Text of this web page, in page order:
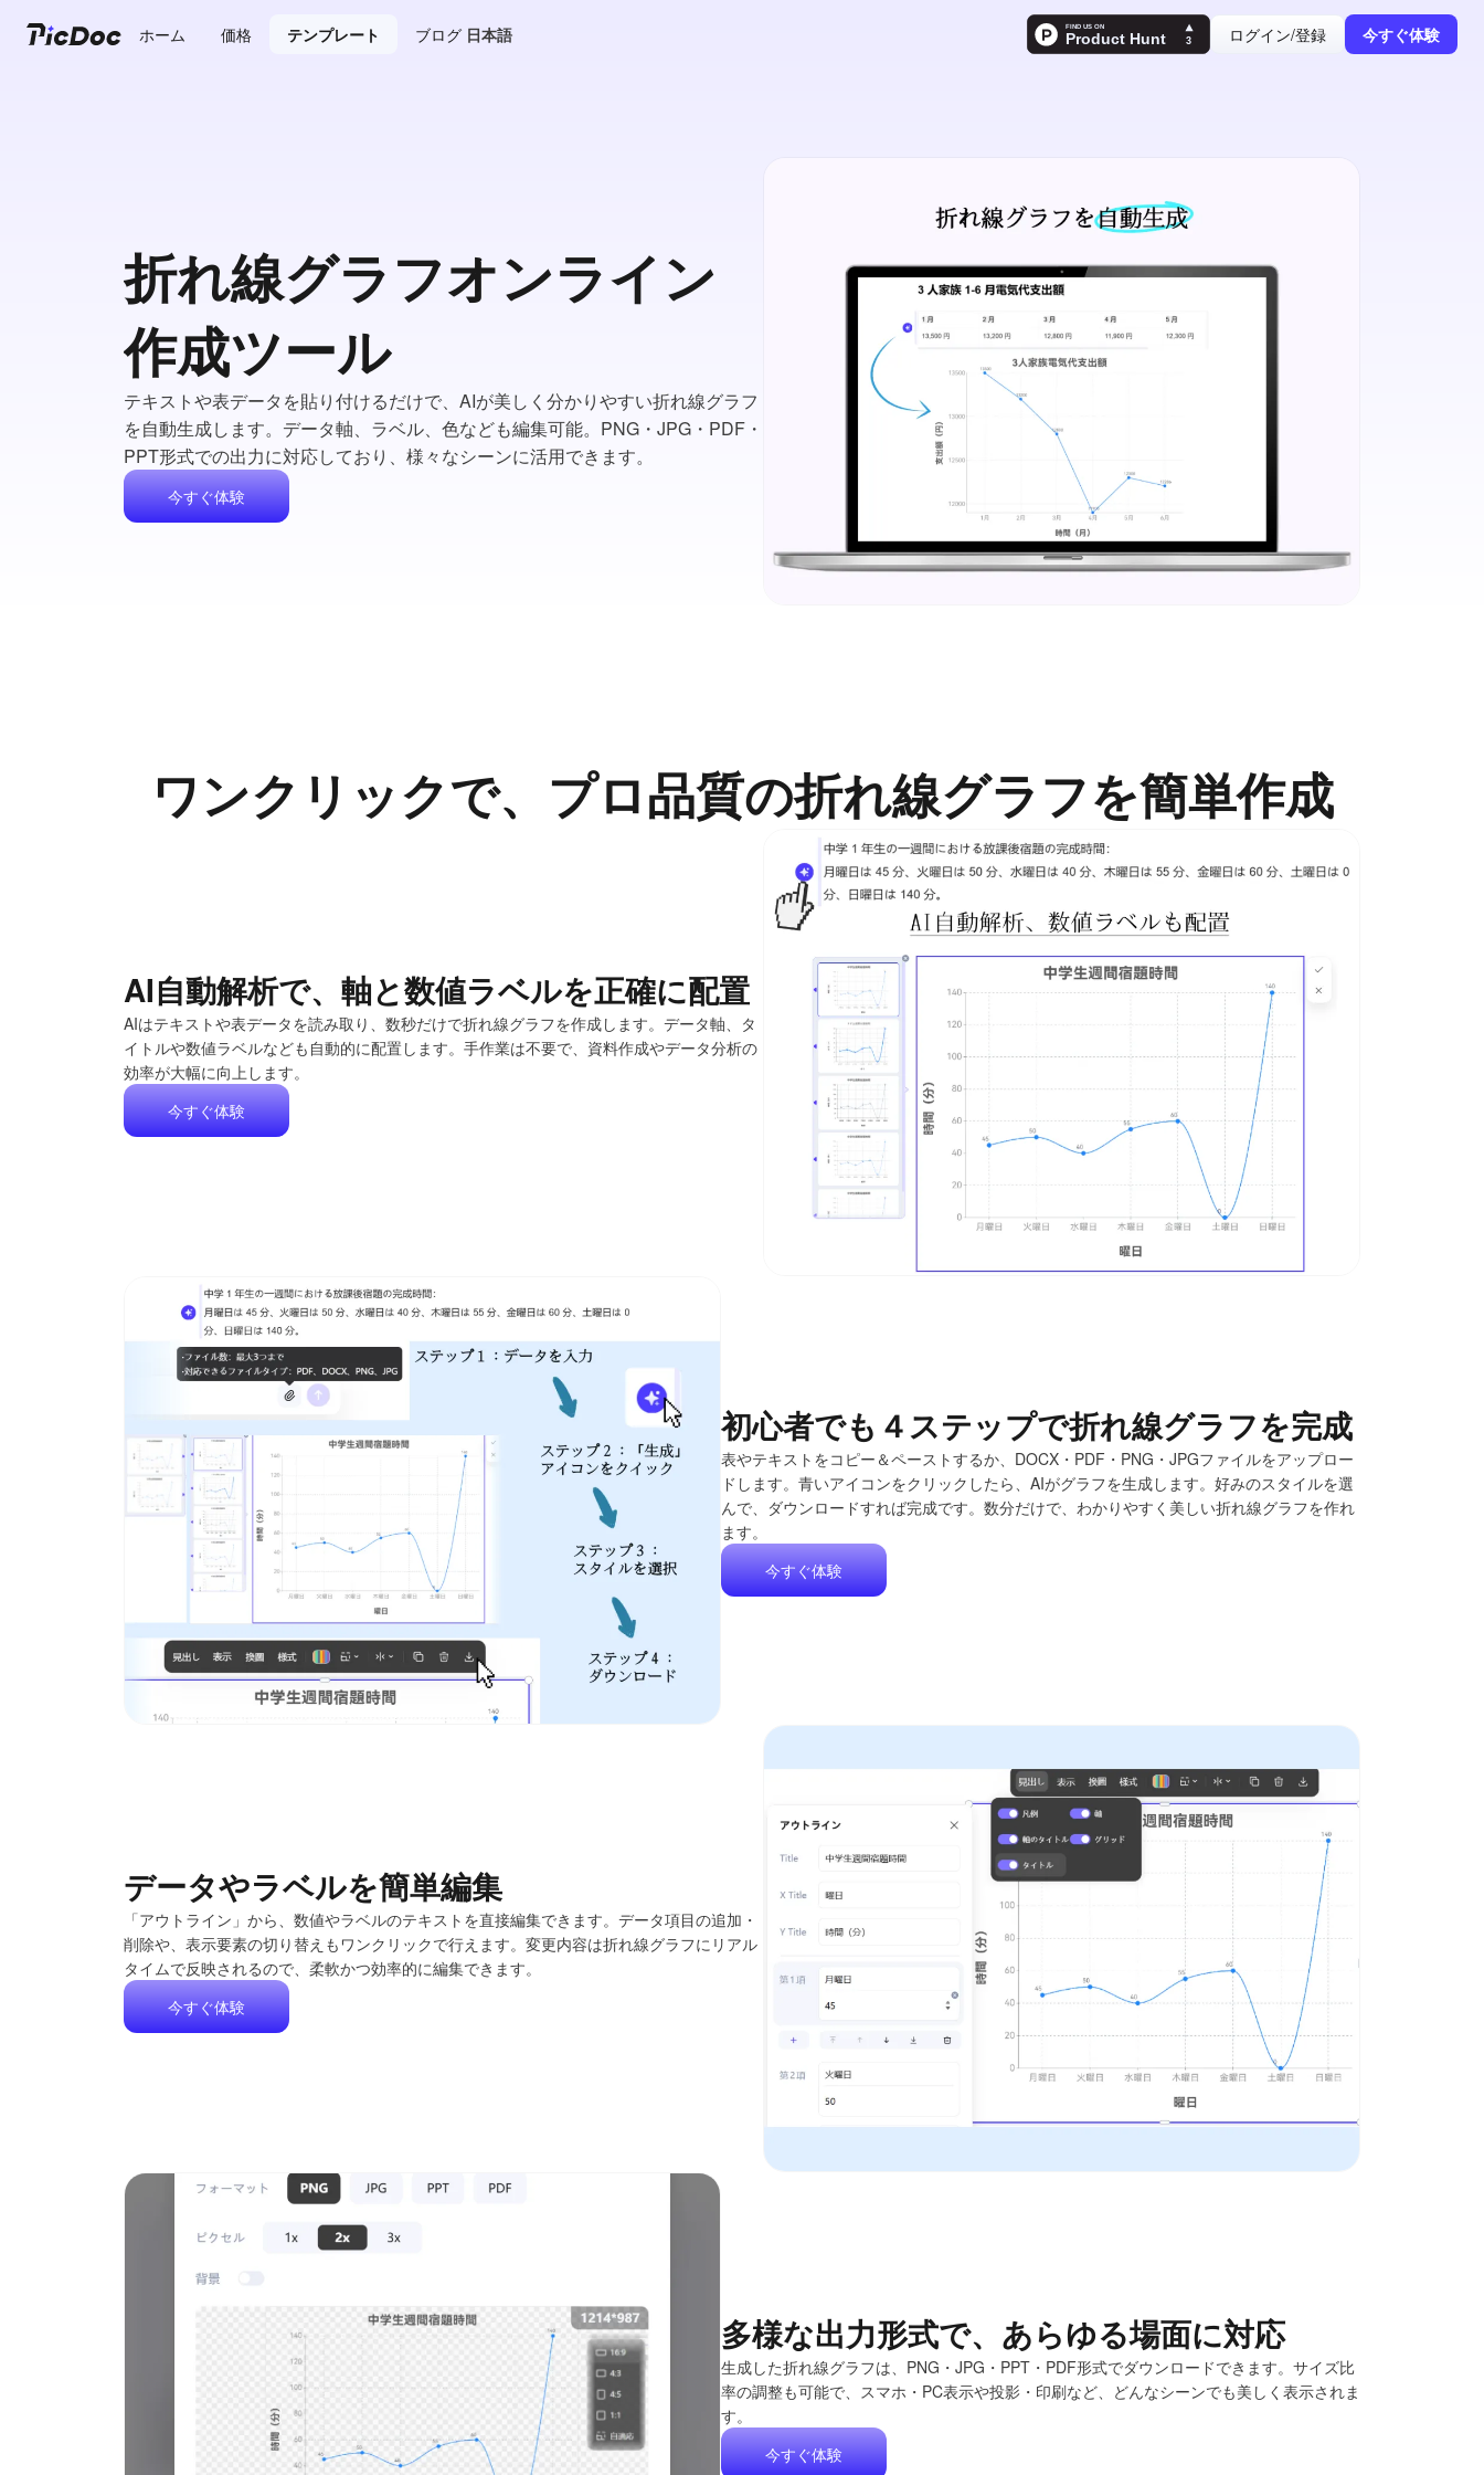
ホーム 価格 テンプレート ブログ 日本語 ログイン/登録 今すぐ体験
折れ線グラフオンライン
作成ツール
テキストや表データを貼り付けるだけで、AIが美しく分かりやすい折れ線グラフ
を自動生成します。データ軸、ラベル、色なども編集可能。PNG・JPG・PDF・
PPT形式での出力に対応しており、様々なシーンに活用できます。
今すぐ体験
ワンクリックで、プロ品質の折れ線グラフを簡単作成
AI自動解析で、軸と数値ラベルを正確に配置
AIはテキストや表データを読み取り、数秒だけで折れ線グラフを作成します。データ軸、タ
イトルや数値ラベルなども自動的に配置します。手作業は不要で、資料作成やデータ分析の
効率が大幅に向上します。
今すぐ体験
初心者でも４ステップで折れ線グラフを完成
表やテキストをコピー＆ペーストするか、DOCX・PDF・PNG・JPGファイルをアップロー
ドします。青いアイコンをクリックしたら、AIがグラフを生成します。好みのスタイルを選
んで、ダウンロードすれば完成です。数分だけで、わかりやすく美しい折れ線グラフを作れ
ます。
今すぐ体験
データやラベルを簡単編集
「アウトライン」から、数値やラベルのテキストを直接編集できます。データ項目の追加・
削除や、表示要素の切り替えもワンクリックで行えます。変更内容は折れ線グラフにリアル
タイムで反映されるので、柔軟かつ効率的に編集できます。
今すぐ体験
多様な出力形式で、あらゆる場面に対応
生成した折れ線グラフは、PNG・JPG・PPT・PDF形式でダウンロードできます。サイズ比
率の調整も可能で、スマホ・PC表示や投影・印刷など、どんなシーンでも美しく表示されま
す。
今すぐ体験